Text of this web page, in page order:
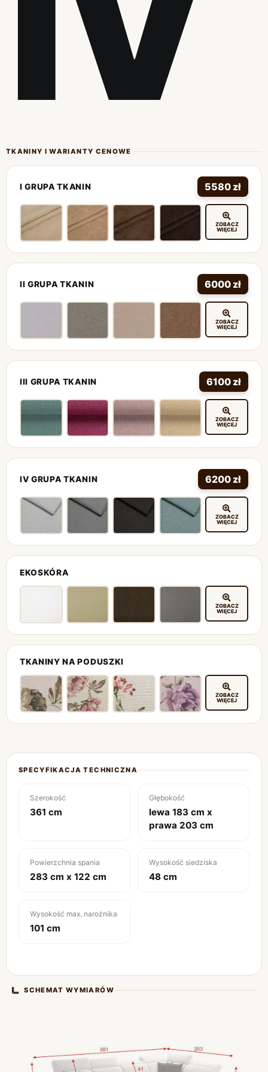
TKANINY I WARIANTY CENOWE
I GRUPA TKANIN 5580 zł
ZOBACZ
WIĘCEJ
II GRUPA TKANIN 6000 zł
ZOBACZ
WIĘCEJ
III GRUPA TKANIN 6100 zł
ZOBACZ
WIĘCEJ
IV GRUPA TKANIN 6200 zł
ZOBACZ
WIĘCEJ
EKOSKÓRA
ZOBACZ
WIĘCEJ
TKANINY NA PODUSZKI
ZOBACZ
WIĘCEJ
SPECYFIKACJA TECHNICZNA
Szerokość
361 cm
Głębokość
lewa 183 cm x
prawa 203 cm
Powierzchnia spania
283 cm x 122 cm
Wysokość siedziska
48 cm
Wysokość max. narożnika
101 cm
SCHEMAT WYMIARÓW